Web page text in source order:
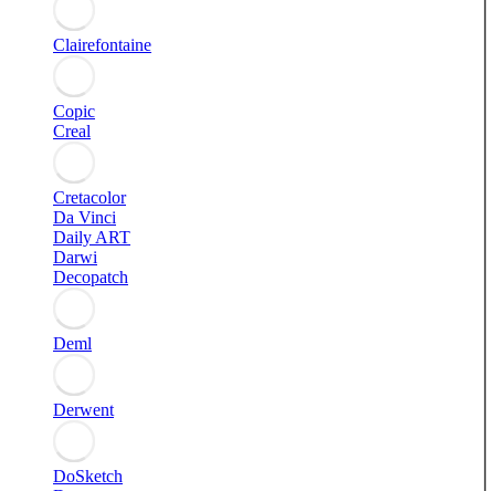
Clairefontaine
Copic
Creal
Cretacolor
Da Vinci
Daily ART
Darwi
Decopatch
Deml
Derwent
DoSketch